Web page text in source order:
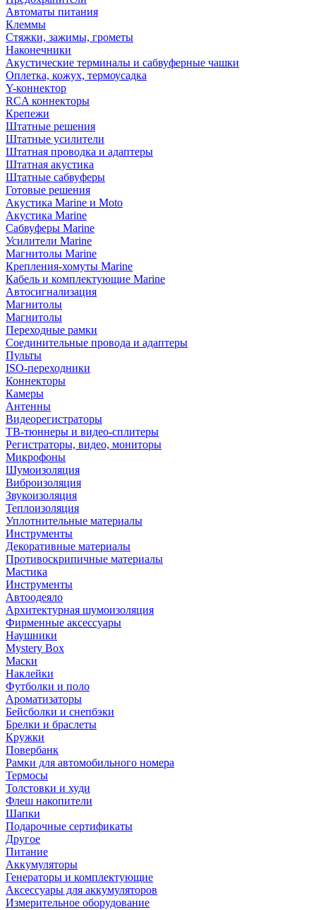
Автоматы питания
Клеммы
Стяжки, зажимы, грометы
Наконечники
Акустические терминалы и сабвуферные чашки
Оплетка, кожух, термоусадка
Y-коннектор
RCA коннекторы
Крепежи
Штатные решения
Штатные усилители
Штатная проводка и адаптеры
Штатная акустика
Штатные сабвуферы
Готовые решения
Акустика Marine и Moto
Акустика Marine
Сабвуферы Marine
Усилители Marine
Магнитолы Marine
Крепления-хомуты Marine
Кабель и комплектующие Marine
Автосигнализация
Магнитолы
Магнитолы
Переходные рамки
Соединительные провода и адаптеры
Пульты
ISO-переходники
Коннекторы
Камеры
Антенны
Видеорегистраторы
ТВ-тюннеры и видео-сплитеры
Регистраторы, видео, мониторы
Микрофоны
Шумоизоляция
Виброизоляция
Звукоизоляция
Теплоизоляция
Уплотнительные материалы
Инструменты
Декоративные материалы
Противоскрипичные материалы
Мастика
Инструменты
Автоодеяло
Архитектурная шумоизоляция
Фирменные аксессуары
Наушники
Mystery Box
Маски
Наклейки
Футболки и поло
Ароматизаторы
Бейсболки и снепбэки
Брелки и браслеты
Кружки
Повербанк
Рамки для автомобильного номера
Термосы
Толстовки и худи
Флеш накопители
Шапки
Подарочные сертификаты
Другое
Питание
Аккумуляторы
Генераторы и комплектующие
Аксессуары для аккумуляторов
Измерительное оборудование